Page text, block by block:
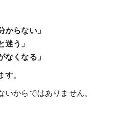
からない」
迷う」
なくなる」
。
からではありません。